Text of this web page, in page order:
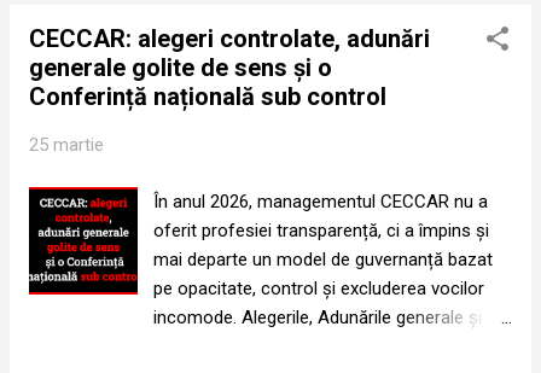
https://ceccar.ro/ro/?page_id=97) la ora la
care are loc Conferința Națională, Șova
Robert Aurelian nu are viza anuală de
Conferința Națională. Prin urmare, participă
fără drept! Ce înseamnă asta? Înseamnă că
cel care defăimează, amenință și
sancționează membrii organismului
profesional nu și-a plătit cotizația și nu și-a
depus Raportul de activitate! Mai mult, la
CECCAR: alegeri controlate, adunări
generale golite de sens și o
Conferință națională sub control
25 martie
În anul 2026, managementul CECCAR nu a
oferit profesiei transparență, ci a împins și
mai departe un model de guvernanță bazat
pe opacitate, control și excluderea vocilor
incomode. Alegerile, Adunările generale și